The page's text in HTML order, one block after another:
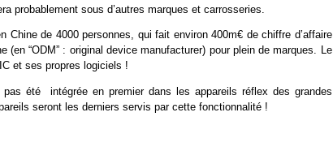
probablement sous d’autres marques et carrosseries.
Chine de 4000 personnes, qui fait environ 400m€ de chiffre d’affaire
“ODM” : original device manufacturer) pour plein de marques. Le
et ses propres logiciels !
été intégrée en premier dans les appareils réflex des grandes
seront les derniers servis par cette fonctionnalité !